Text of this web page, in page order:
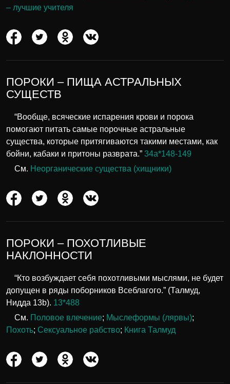
– лучшие учителя
ПОРОКИ – ПИЩА АСТРАЛЬНЫХ
СУЩЕСТВ
“Вообще, всяческие испарения крови и порока
помогают питать самые порочные астральные
существа, которые притягиваются такими местами, как
бойни, кабаки и притоны разврата.” 34а*148-149
См. Неорганические существа (хищники)
ПОРОКИ – ПОХОТЛИВЫЕ
НАКЛОННОСТИ
“Кто возбуждает себя похотливыми мыслями, не будет
допущен в ряды поборников Всеблагого.” (Талмуд,
Нидда 13b). 13*488
См. Половое влечение; Мыслеформы (лярвы);
Похоть; Сексуальное рабство; Книга Талмуд